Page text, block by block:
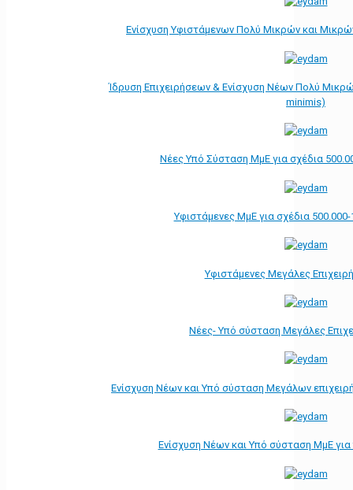
Ενίσχυση Υφιστάμενων Πολύ Μικρών και
Ίδρυση Επιχειρήσεων & Ενίσχυση Νέων Πολύ
minimis)
Νέες Υπό Σύσταση ΜμΕ για σχέδια
Υφιστάμενες ΜμΕ για σχέδια
Υφιστάμενες Μεγάλες
Νέες- Υπό σύσταση Μεγάλες
Ενίσχυση Νέων και Υπό σύσταση Μεγάλων
Ενίσχυση Νέων και Υπό σύσταση ΜμΕ